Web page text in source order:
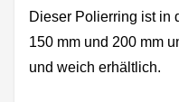
Dieser Polierring ist in
150 mm und 200 mm
und weich erhältlich.